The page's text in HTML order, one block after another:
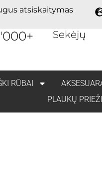
atsiskaitymas
+ Sekėjų
RŪBAI
PLAUKŲ